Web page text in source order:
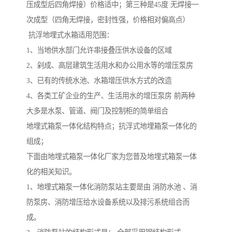
压成型后四角焊接）价格适中；第三种是45度 无焊接一
次成型（四角无焊接，密封性强，价格相对偏高点）
抗浮地埋式水箱适用范围：
1、当地供水部门允许串接叠压供水设备的区域
2、剁成、高层建筑生活用水和办公用水等的增压泵房
3、已有的传统水池、水箱增压供水方式的改造
4、各类工矿企业的生产、生活用水的增压泵房 前两种
大多是水泵、管道、阀门及控制柜的简单组合
地埋式箱泵一体化结构特点；抗浮式地埋箱泵一体化的
组成；
下面由地埋式箱泵一体化厂家为您普及地埋式箱泵一体
化的相关知识。
1、地埋式箱泵一体化消防泵站主要是由 消防水池 、消
防泵房、消防增压给水设备系统以及排污系统组合而
成。